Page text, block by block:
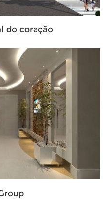
do coração